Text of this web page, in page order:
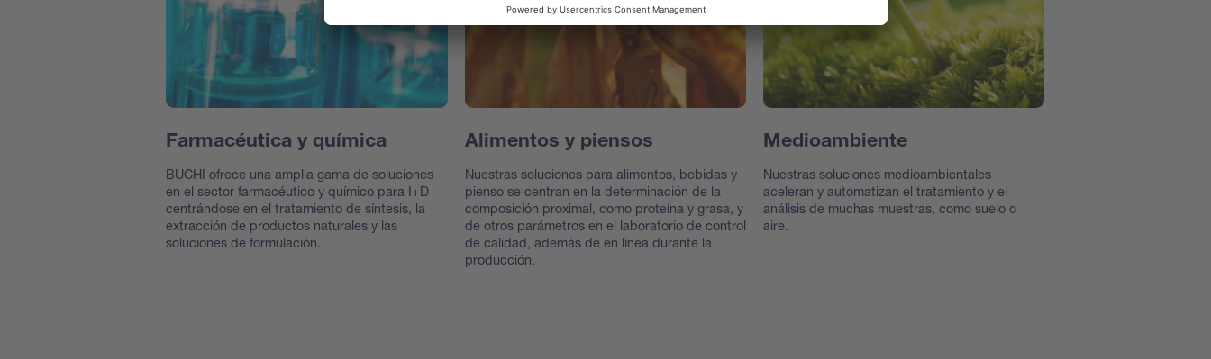
Farmacéutica y química
BUCHI ofrece una amplia gama de soluciones
en el sector farmacéutico y químico para I+D
centrándose en el tratamiento de síntesis, la
extracción de productos naturales y las
soluciones de formulación.
Alimentos y piensos
Nuestras soluciones para alimentos, bebidas y
pienso se centran en la determinación de la
composición proximal, como proteína y grasa, y
de otros parámetros en el laboratorio de control
de calidad, además de en línea durante la
producción.
Medioambiente
Nuestras soluciones medioambientales
aceleran y automatizan el tratamiento y el
análisis de muchas muestras, como suelo o
aire.